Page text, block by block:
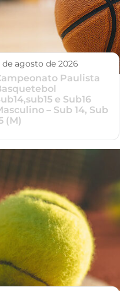
de agosto de 2026
Paulista
e Sub16
– Sub 14, Sub
(M)